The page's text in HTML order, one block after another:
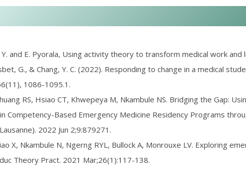
and E. Pyorala, Using activity theory to transform medical work and
G., & Chang, Y. C. (2022). Responding to change in a medical
1086-1095.1.
RS, Hsiao CT, Khwepeya M, Nkambule NS. Bridging the Gap:
Competency-Based Emergency Medicine Residency Programs
2022 Jun 2;9:879271.
X, Nkambule N, Ngerng RYL, Bullock A, Monrouxe LV. Exploring
Theory Pract. 2021 Mar;26(1):117-138.